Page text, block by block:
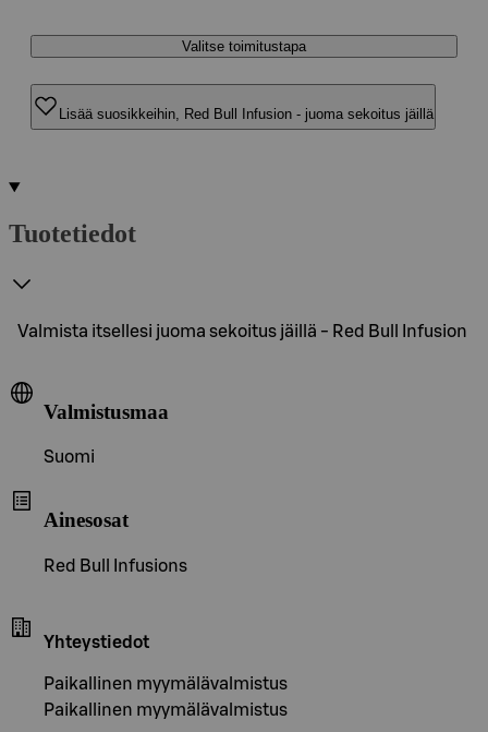
Valitse toimitustapa
Lisää suosikkeihin, Red Bull Infusion - juoma sekoitus jäillä
Tuotetiedot
Valmista itsellesi juoma sekoitus jäillä - Red Bull Infusion
Valmistusmaa
Suomi
Ainesosat
Red Bull Infusions
Yhteystiedot
Paikallinen myymälävalmistus
Paikallinen myymälävalmistus